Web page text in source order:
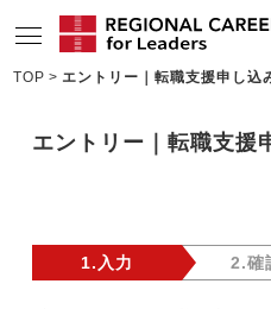
求人情報
企業TOPインタビュー
TOP エントリー｜転職支援申し込
エントリー｜転職支援
1.入力 2.確